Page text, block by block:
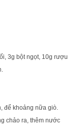
3g bột ngọt, 10g rượu
để khoảng nữa giò.
chảo ra, thêm nước